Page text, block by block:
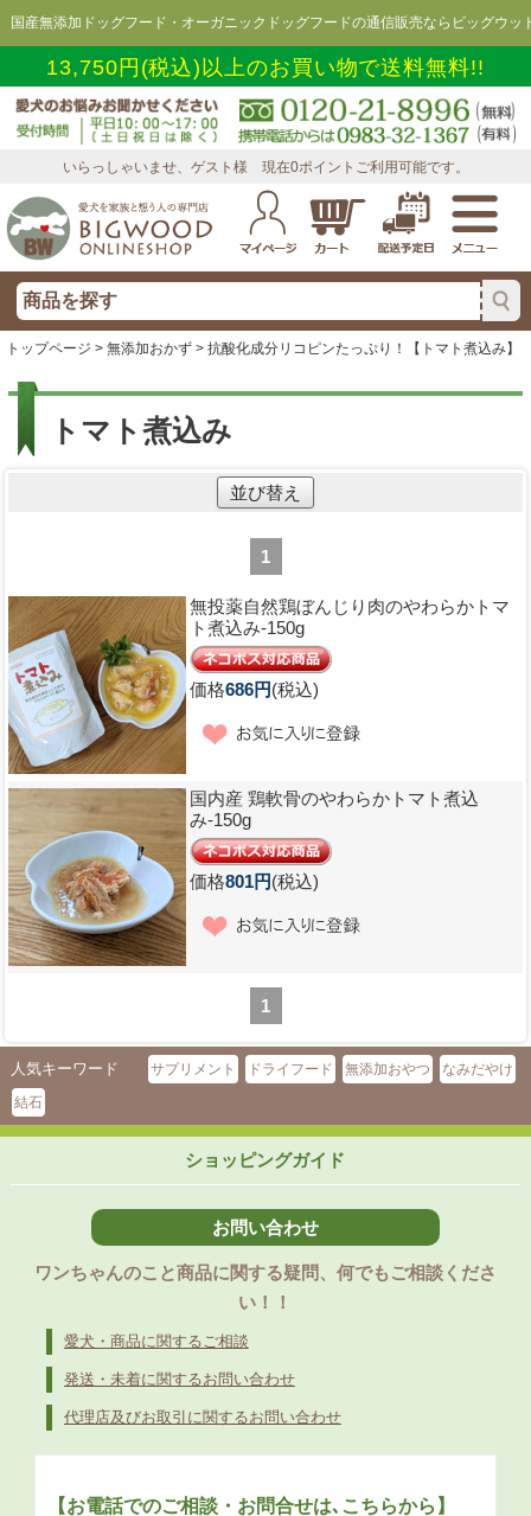
国産無添加ドッグフード・オーガニックドッグフードの通信販売ならビッグウッ
13,750円(税込)以上のお買い物で送料無料!!
いらっしゃいませ、ゲスト様 現在0ポイントご利用可能です。
トップページ > 無添加おかず > 抗酸化成分リコピンたっぷり！【トマト煮込み】
トマト煮込み
並び替え
1
無投薬自然鶏ぼんじり肉のやわらかトマ
ト煮込み-150g
価格686円(税込)
国内産 鶏軟骨のやわらかトマト煮込
み-150g
価格801円(税込)
1
人気キーワード サプリメント ドライフード 無添加おやつ
なみだやけ
結石
ショッピングガイド
お問い合わせ
ワンちゃんのこと商品に関する疑問、何でもご相談くださ
い！！
愛犬・商品に関するご相談
発送・未着に関するお問い合わせ
代理店及びお取引に関するお問い合わせ
【お電話でのご相談・お問合せは､こちらから】